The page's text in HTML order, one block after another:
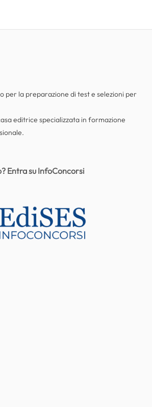
per la preparazione di test e selezioni per
editrice specializzata in formazione
Entra su InfoConcorsi